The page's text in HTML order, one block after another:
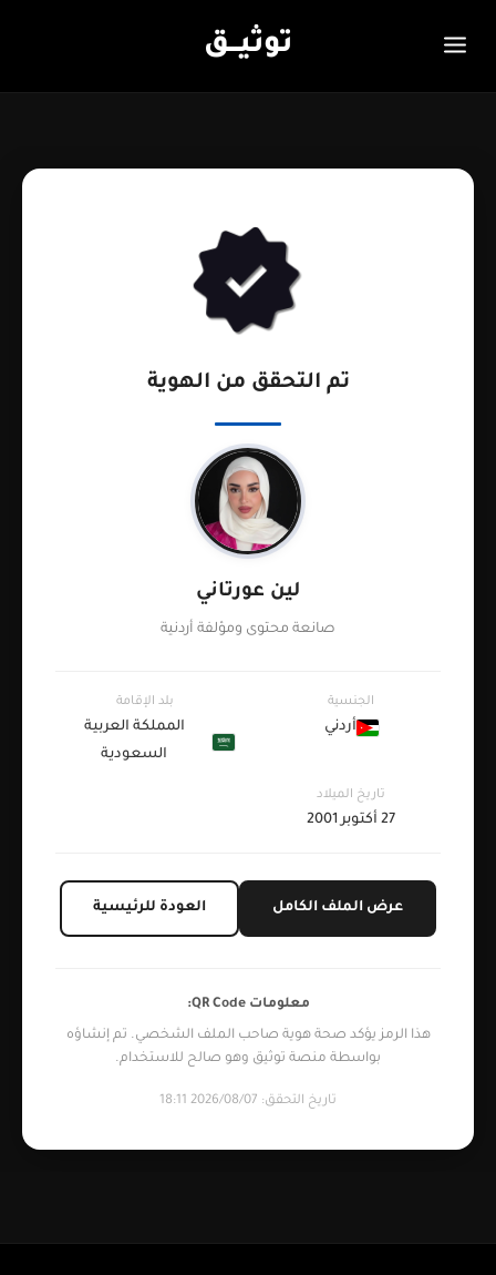
توثيـــق
تم التحقق من الهوية
لين عورتاني
صانعة محتوى ومؤلفة أردنية
الجنسية
أردني
بلد الإقامة
المملكة العربية
السعودية
تاريخ الميلاد
27 أكتوبر 2001
عرض الملف الكامل العودة للرئيسية
معلومات QR Code:
هذا الرمز يؤكد صحة هوية صاحب الملف الشخصي. تم إنشاؤه
بواسطة منصة توثيق وهو صالح للاستخدام.
تاريخ التحقق: 2026/08/07 18:11